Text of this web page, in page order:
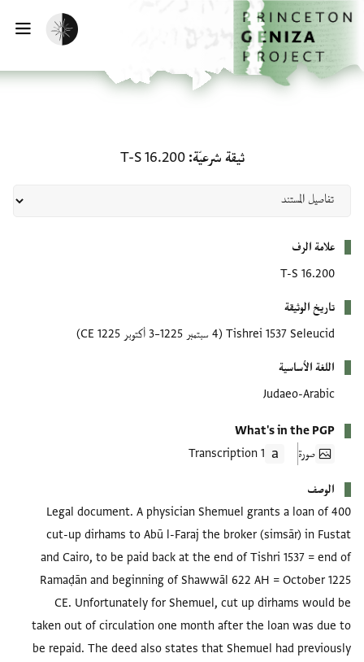
إلى المحتوى الرئيسي
الرئيسية
تفعيل الوضع المظلم
ثيقة شرعيّة T-S 16.200
علامة الرف
T-S 16.200
تاريخ الوثيقة
Tishrei 1537 Seleucid (4 سبتمبر 1225–3 أكتوبر 1225 CE)
اللغة الأساسية
Judaeo-Arabic
What's in the PGP
صورة
1 Transcription
الوصف
Legal document. A physician Shemuel grants a loan of 400
cut-up dirhams to Abū l-Faraj the broker (simsār) in Fustat
and Cairo, to be paid back at the end of Tishri 1537 = end of
Ramaḍān and beginning of Shawwāl 622 AH = October 1225
CE. Unfortunately for Shemuel, cut up dirhams would be
taken out of circulation one month after the loan was due to
be repaid. The deed also states that Shemuel had previously